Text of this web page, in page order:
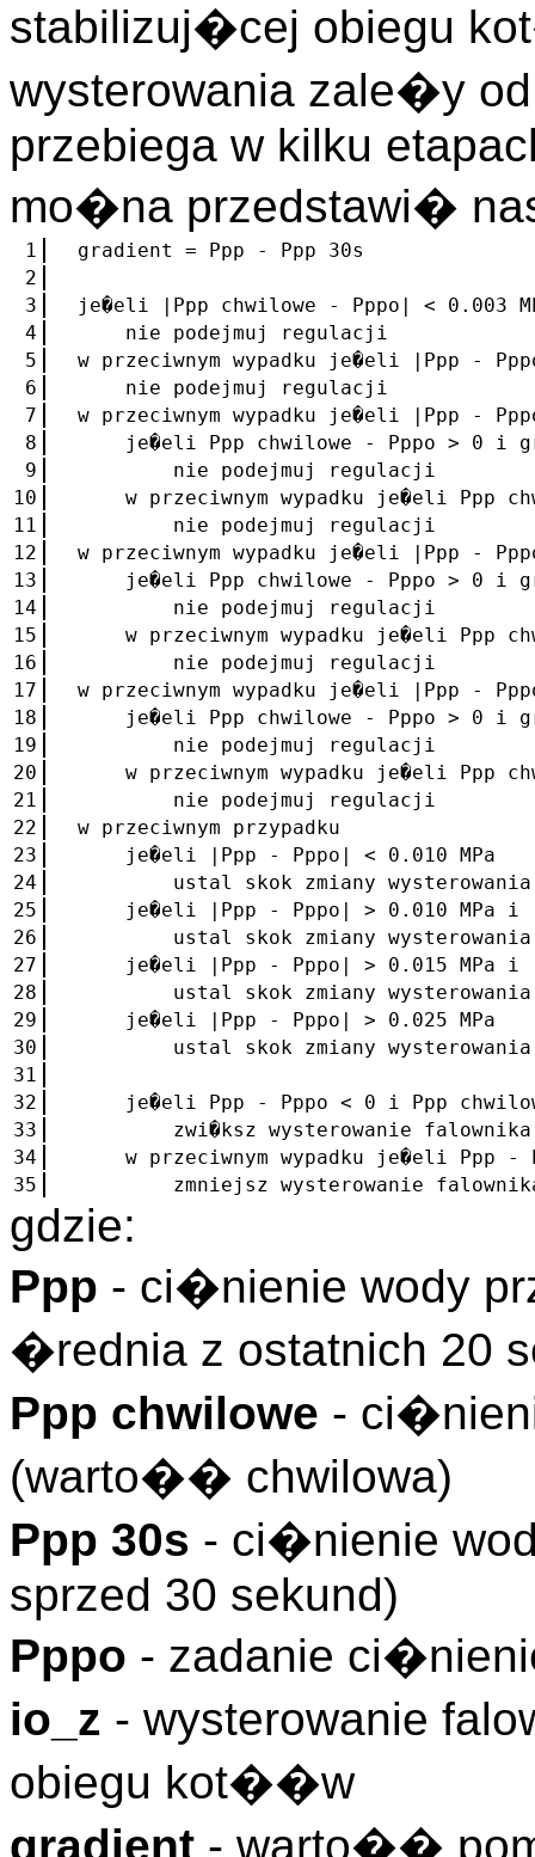
stabilizuj�cej obiegu
wysterowania zale�y
przebiega w kilku
mo�na przedstawi�
1
gradient = Ppp - Ppp 30s
2
3
je�eli |Ppp chwilowe - Pppo| < 0.003
4
nie podejmuj regulacji
5
w przeciwnym wypadku je�eli |Ppp -
6
nie podejmuj regulacji
7
w przeciwnym wypadku je�eli |Ppp -
8
je�eli Ppp chwilowe - Pppo > 0 i
9
nie podejmuj regulacji
10
w przeciwnym wypadku je�eli Ppp
11
nie podejmuj regulacji
12
w przeciwnym wypadku je�eli |Ppp -
13
je�eli Ppp chwilowe - Pppo > 0 i
14
nie podejmuj regulacji
15
w przeciwnym wypadku je�eli Ppp
16
nie podejmuj regulacji
17
w przeciwnym wypadku je�eli |Ppp -
18
je�eli Ppp chwilowe - Pppo > 0 i
19
nie podejmuj regulacji
20
w przeciwnym wypadku je�eli Ppp
21
nie podejmuj regulacji
22
w przeciwnym przypadku
23
je�eli |Ppp - Pppo| < 0.010 MPa
24
ustal skok zmiany wysterowania
25
je�eli |Ppp - Pppo| > 0.010 MPa i
26
ustal skok zmiany wysterowania
27
je�eli |Ppp - Pppo| > 0.015 MPa i
28
ustal skok zmiany wysterowania
29
je�eli |Ppp - Pppo| > 0.025 MPa
30
ustal skok zmiany wysterowania
31
32
je�eli Ppp - Pppo < 0 i Ppp
33
zwi�ksz wysterowanie falownika
34
w przeciwnym wypadku je�eli Ppp -
35
zmniejsz wysterowanie falownika
gdzie:
Ppp - ci�nienie wody
�rednia z ostatnich 20
Ppp chwilowe -
(warto�� chwilowa)
Ppp 30s - ci�nienie
sprzed 30 sekund)
Pppo - zadanie
io_z - wysterowanie
obiegu kot��w
gradient - warto��